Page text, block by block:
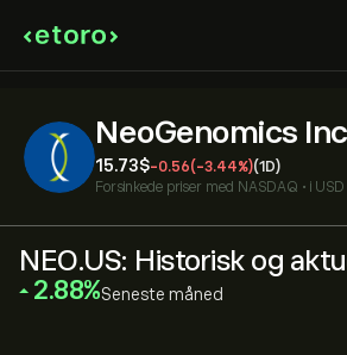
NeoGenomics
15.73‎$‎-0.56(-3.44%)(1D)
Forsinkede priser med NASDAQ • i USD
NEO.US: Historisk og
‎2.88‎ Seneste måned